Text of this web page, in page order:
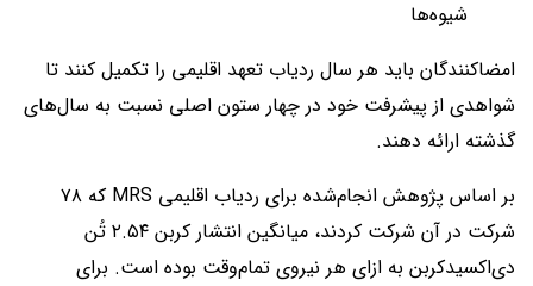
شیوه‌ها
امضاکنندگان باید هر سال ردیاب تعهد اقلیمی را تکمیل کنند تا
شواهدی از پیشرفت خود در چهار ستون اصلی نسبت به سال‌های
گذشته ارائه دهند.
بر اساس پژوهش انجام‌شده برای ردیاب اقلیمی MRS که ۷۸
شرکت در آن شرکت کردند، میانگین انتشار کربن ۲.۵۴ تُن
دی‌اکسیدکربن به ازای هر نیروی تمام‌وقت بوده است. برای